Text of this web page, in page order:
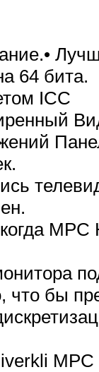
64 бита.
ICC
что бы